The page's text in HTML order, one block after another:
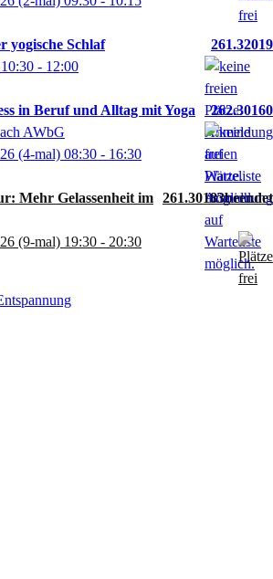
Mehr Gelassenheit im 261.30183
(9-mal) 19:30 - 20:30
yogische Schlaf
261.32019
10:30 - 12:00
in Beruf und Alltag mit Yoga
262.30160
AWbG
(4-mal) 08:30 - 16:30